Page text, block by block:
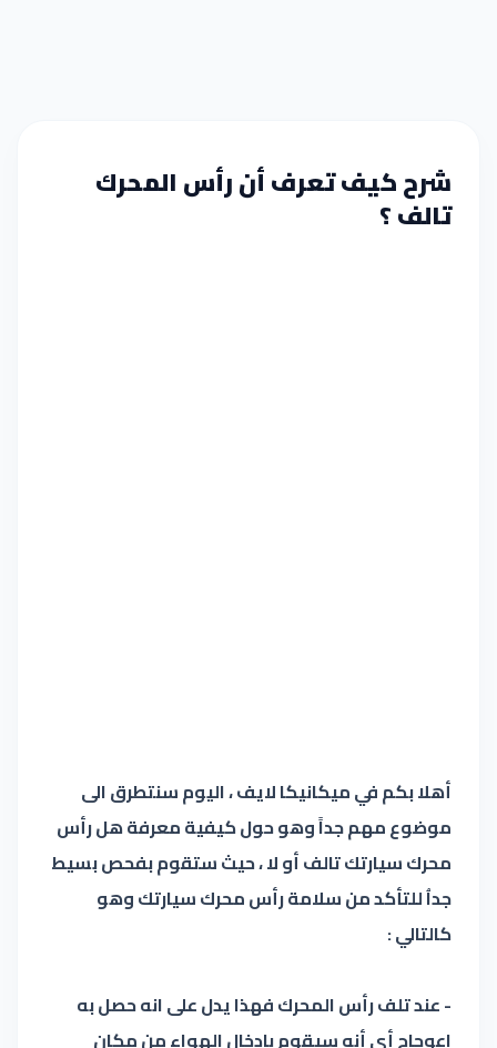
شرح كيف تعرف أن رأس المحرك
تالف ؟
أهلا بكم في ميكانيكا لايف ، اليوم سنتطرق الى
موضوع مهم جداً وهو حول كيفية معرفة هل رأس
محرك سيارتك تالف أو لا ، حيث ستقوم بفحص بسيط
جداُ للتأكد من سلامة رأس محرك سيارتك وهو
كالتالي :
- عند تلف رأس المحرك فهذا يدل على انه حصل به
اعوجاج أي أنه سيقوم بادخال الهواء من مكان